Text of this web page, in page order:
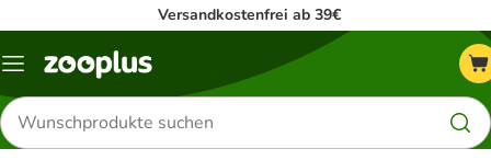
Versandkostenfrei ab 39€
Menü
Produkte
suchen